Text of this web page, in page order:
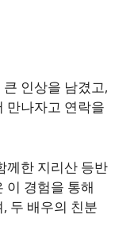
인상을 남겼고,
만나자고 연락을
께한 지리산 등반
이 경험을 통해
두 배우의 친분